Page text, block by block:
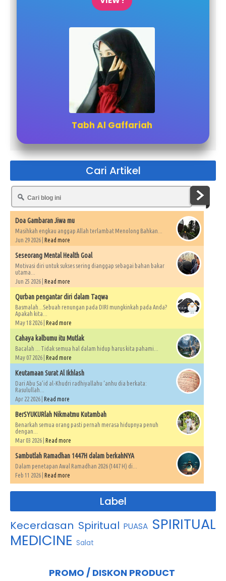
Tabh Al Gaffariah
Cari Artikel
Doa Gambaran Jiwa mu
Masihkah engkau anggap Allah terlambat Menolong Bahkan...
Jun 29 2026 | Read more
Seseorang Mental Health Goal
Motivasi diri untuk sukses sering dianggap sebagai bahan bakar
utama...
Jun 25 2026 | Read more
Qurban pengantar diri dalam Taqwa
Basmalah...Sebuah renungan pada DIRI mungkinkah pada Anda?
Apakah kita...
May 18 2026 | Read more
Cahaya kalbumu itu Mutlak
Bacalah ... Tidak semua hal dalam hidup harus kita pahami...
May 07 2026 | Read more
Keutamaan Surat Al Ikhlash
Dari Abu Sa’id al-Khudri radhiyallahu ‘anhu dia berkata:
Rasulullah...
Apr 22 2026 | Read more
BerSYUKURlah Nikmatmu Kutambah
Benarkah semua orang pasti pernah merasa hidupnya penuh
dengan...
Mar 03 2026 | Read more
Sambutlah Ramadhan 1447H dalam berkahNYA
Dalam penetapan Awal Ramadhan 2026 (1447 H) di...
Feb 11 2026 | Read more
Label
Kecerdasan SpiritualPUASA SPIRITUAL
MEDICINE Salat
PROMO / DISKON PRODUCT